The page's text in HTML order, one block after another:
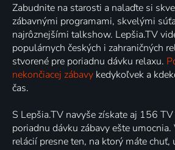
Zabudnite na starosti a nalaďte si
zábavnými programami, skvelými
najrôznejšími talkshow. Lepšia.TV
populárnych českých i zahraničných
stvorené pre poriadnu dávku relaxu.
nekončiacej zábavy kedykoľvek a
čas.
S Lepšia.TV navyše získate aj 156
poriadnu dávku zábavy ešte
relácií presne ten, na ktorý máte